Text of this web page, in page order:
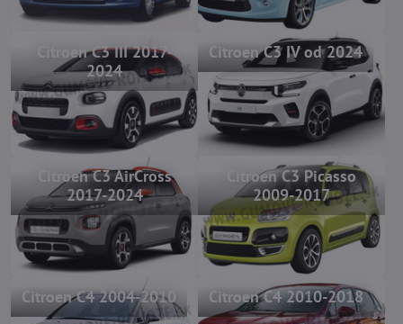
Citroen C3 III 2017-
2024
Citroen C3 IV od 2024
Citroen C3 AirCross
2017-2024
Citroen C3 Picasso
2009-2017
Citroen C4 2004-2010 Citroen C4 2010-2018